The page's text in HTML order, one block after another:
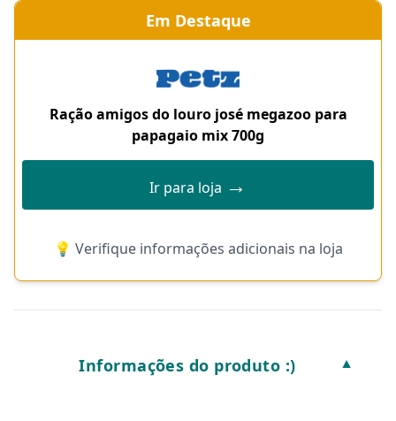
Em Destaque
Ração amigos do louro josé megazoo para
papagaio mix 700g
Ir para loja →
💡 Verifique informações adicionais na loja
Informações do produto :) ▼